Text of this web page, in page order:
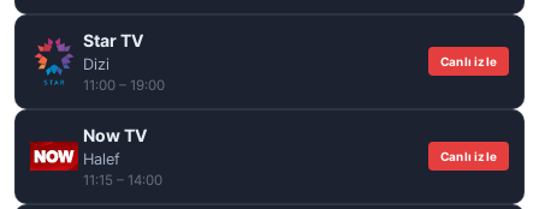
Star TV
Dizi
11:00 – 19:00
Canlı izle
Now TV
Halef
11:15 – 14:00
Canlı izle